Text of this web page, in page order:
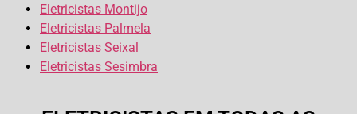
Eletricistas Montijo
Eletricistas Palmela
Eletricistas Seixal
Eletricistas Sesimbra